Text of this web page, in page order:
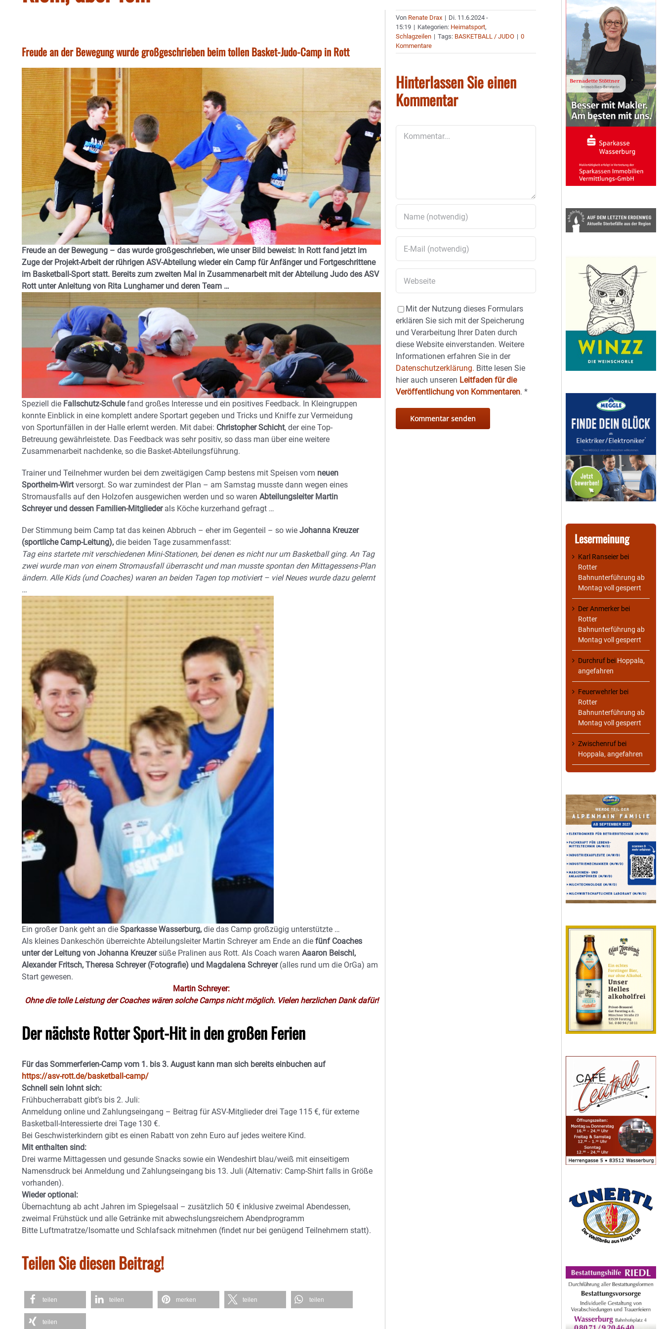
Freude an der Bewegung wurde großgeschrieben beim tollen Basket-Judo-Camp in Rott
Freude an der Bewegung – das wurde großgeschrieben, wie unser Bild beweist: In Rott fand jetzt im
Zuge der Projekt-Arbeit der rührigen ASV-Abteilung wieder ein Camp für Anfänger und Fortgeschrittene
im Basketball-Sport statt. Bereits zum zweiten Mal in Zusammenarbeit mit der Abteilung Judo des ASV
Rott unter Anleitung von Rita Lunghamer und deren Team …
Speziell die Fallschutz-Schulefand großes Interesse und ein positives Feedback. In Kleingruppen
konnte Einblick in eine komplett andere Sportart gegeben und Tricks und Kniffe zur Vermeidung
von Sportunfällen in der Halle erlernt werden. Mit dabei: Christopher Schicht, der eine Top-
Betreuung gewährleistete. Das Feedback was sehr positiv, so dass man über eine weitere
Zusammenarbeit nachdenke, so die Basket-Abteilungsführung.
Trainer und Teilnehmer wurden bei dem zweitägigen Camp bestens mit Speisen vom neuen
Sportheim-Wirtversorgt. So war zumindest der Plan – am Samstag musste dann wegen eines
Stromausfalls auf den Holzofen ausgewichen werden und so waren Abteilungsleiter Martin
Schreyer und dessen Familien-Mitgliederals Köche kurzerhand gefragt …
Der Stimmung beim Camp tat das keinen Abbruch – eher im Gegenteil – so wie Johanna Kreuzer
(sportliche Camp-Leitung), die beiden Tage zusammenfasst:
Tag eins startete mit verschiedenen Mini-Stationen, bei denen es nicht nur um Basketball ging. An Tag
zwei wurde man von einem Stromausfall überrascht und man musste spontan den Mittagessens-Plan
ändern. Alle Kids (und Coaches) waren an beiden Tagen top motiviert – viel Neues wurde dazu gelernt
…
Ein großer Dank geht an die Sparkasse Wasserburg, die das Camp großzügig unterstützte …
Als kleines Dankeschön überreichte Abteilungsleiter Martin Schreyer am Ende an die fünf Coaches
unter der Leitung von Johanna Kreuzersüße Pralinen aus Rott. Als Coach waren Aaaron Beischl,
Alexander Fritsch, Theresa Schreyer (Fotografie) und Magdalena Schreyer(alles rund um die OrGa) am
Start gewesen.
Martin Schreyer:
Ohne die tolle Leistung der Coaches wären solche Camps nicht möglich. Vielen herzlichen Dank dafür!
Der nächste Rotter Sport-Hit in den großen Ferien
Für das Sommerferien-Camp vom 1. bis 3. August kann man sich bereits einbuchen auf
https://asv-rott.de/basketball-camp/
Schnell sein lohnt sich:
Frühbucherrabatt gibt’s bis 2. Juli:
Anmeldung online und Zahlungseingang – Beitrag für ASV-Mitglieder drei Tage 115 €, für externe
Basketball-Interessierte drei Tage 130 €.
Bei Geschwisterkindern gibt es einen Rabatt von zehn Euro auf jedes weitere Kind.
Mit enthalten sind:
Drei warme Mittagessen und gesunde Snacks sowie ein Wendeshirt blau/weiß mit einseitigem
Namensdruck bei Anmeldung und Zahlungseingang bis 13. Juli (Alternativ: Camp-Shirt falls in Größe
vorhanden).
Wieder optional:
Übernachtung ab acht Jahren im Spiegelsaal – zusätzlich 50 € inklusive zweimal Abendessen,
zweimal Frühstück und alle Getränke mit abwechslungsreichem Abendprogramm
Bitte Luftmatratze/Isomatte und Schlafsack mitnehmen (findet nur bei genügend Teilnehmern statt).
Teilen Sie diesen Beitrag!
teilen teilen merken teilen teilen
teilen
Von Renate Drax | Di. 11.6.2024 -
15:19 | Kategorien: Heimatsport,
Schlagzeilen | Tags: BASKETBALL / JUDO | 0
Kommentare
Hinterlassen Sie einen
Kommentar
Mit der Nutzung dieses Formulars
erklären Sie sich mit der Speicherung
und Verarbeitung Ihrer Daten durch
diese Website einverstanden. Weitere
Informationen erfahren Sie in der
Datenschutzerklärung. Bitte lesen Sie
hier auch unseren Leitfaden für die
Veröffentlichung von Kommentaren.*
Lesermeinung
Karl Ranseier bei
Rotter
Bahnunterführung ab
Montag voll gesperrt
Der Anmerker bei
Rotter
Bahnunterführung ab
Montag voll gesperrt
Durchruf bei Hoppala,
angefahren
Feuerwehrler bei
Rotter
Bahnunterführung ab
Montag voll gesperrt
Zwischenruf bei
Hoppala, angefahren